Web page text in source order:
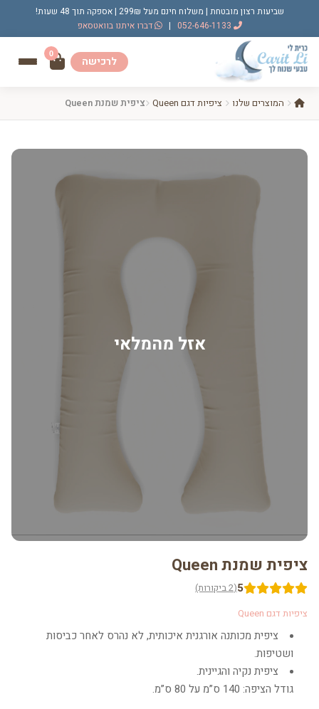
שביעות רצון מובטחת | משלוח חינם מעל 299₪ | אספקה תוך 48 שעות!
| דברו איתנו בוואטסאפ
לרכישה
0
המוצרים שלנו ציפיות דגם Queen ציפית שמנת Queen
אזל מהמלאי
ציפית שמנת Queen
5(2 ביקורות)
ציפיות דגם Queen
ציפית מכותנה אורגנית איכותית, לא נהרס לאחר כביסות
ושטיפות.
ציפית נקיה והגיינית.
גודל הציפה: 140 ס”מ על 80 ס”מ.